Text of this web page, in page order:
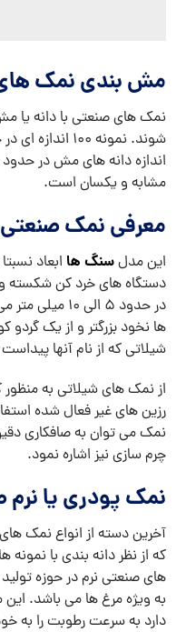
در حدود 5 الی
ها نخود بزرگتر و از یک
شیلاتی که از نام آنها
از نمک های شیلاتی به
رزین های غیر فعال شده
نمک می توان به صافکاری
چرم سازی نیز اشاره نمود.
نمک پودری یا
آخرین دسته از انواع نمک
که از نظر دانه بندی با
های صنعتی نرم در حوزه
به ویژه مرغ ها می باشد. این
دارد به سرعت رطوبت را به
شوند.
نام دیگری که به نمک های
است. به این خاطر که از
آنها روی شن و ماسه برای
است. در صنعت کلرسازی،
سازی و… از این نمک